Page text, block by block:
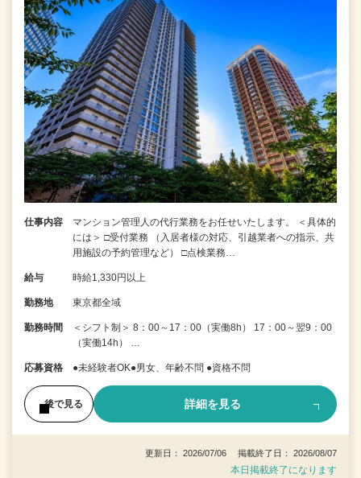
仕事内容
マンション管理人の代行業務をお任せいたします。 ＜具体的
には＞ □受付業務 （入居者様の対応、引越業者への指示、共
用施設の予約管理など） □点検業務…
給与 時給1,330円以上
勤務地 東京都全域
勤務時間
＜シフト制＞ 8：00～17：00（実働8h） 17：00～翌9：00
（実働14h） …
応募資格 ●未経験者OK●男女、年齢不問 ●資格不問
後で見る 詳細を見る
更新日： 2026/07/06 掲載終了日： 2026/08/07
本日掲載終了になります